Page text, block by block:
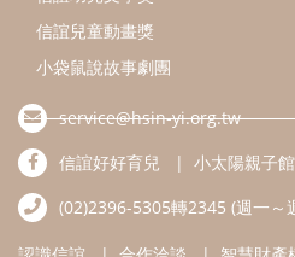
信誼兒童動畫獎
小袋鼠說故事劇團
service@hsin-yi.org.tw
信誼好好育兒
小太陽親子館
(02)2396-5305轉2345 (週一～